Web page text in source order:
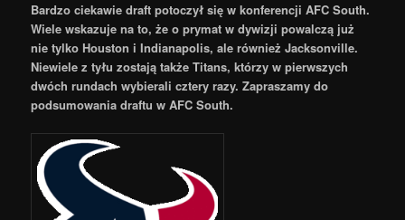
Bardzo ciekawie draft potoczył się w konferencji AFC South.
Wiele wskazuje na to, że o prymat w dywizji powalczą już
nie tylko Houston i Indianapolis, ale również Jacksonville.
Niewiele z tyłu zostają także Titans, którzy w pierwszych
dwóch rundach wybierali cztery razy. Zapraszamy do
podsumowania draftu w AFC South.